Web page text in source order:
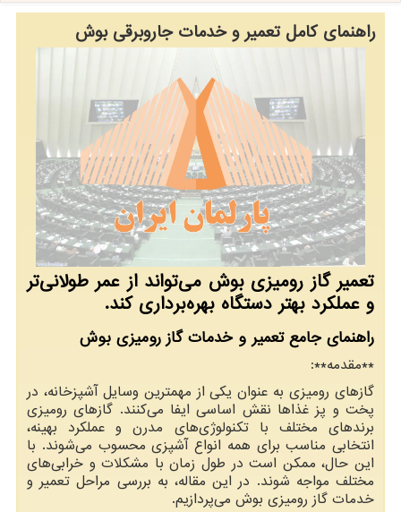
راهنمای کامل تعمیر و خدمات جاروبرقی بوش
تعمیر گاز رومیزی بوش می‌تواند از عمر طولانی‌تر
و عملکرد بهتر دستگاه بهره‌برداری کند.
راهنمای جامع تعمیر و خدمات گاز رومیزی بوش
**مقدمه:**
گازهای رومیزی به عنوان یکی از مهمترین وسایل آشپزخانه، در
پخت و پز غذاها نقش اساسی ایفا می‌کنند. گازهای رومیزی
برندهای مختلف با تکنولوژی‌های مدرن و عملکرد بهینه،
انتخابی مناسب برای همه انواع آشپزی محسوب می‌شوند. با
این حال، ممکن است در طول زمان با مشکلات و خرابی‌های
مختلف مواجه شوند. در این مقاله، به بررسی مراحل تعمیر و
خدمات گاز رومیزی بوش می‌پردازیم.